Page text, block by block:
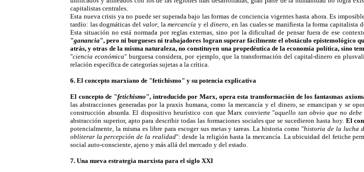
capitalistas centrales.
Esta nueva crisis ya no puede ser superada bajo las formas de conciencia vigentes hasta ahora. Es
tardío: las dogmáticas del valor, lamercancía y el dinero , en las cuales se manifiesta la forma capitalista
Esta situación no está normada por reglas externas, sino por la dificultad de pensar fuera de ese
"ganancia", pero ni burgueses ni trabajadores logran superar fácilmente el obstáculo epistemológico
atrás, y otras de la misma naturaleza, no constituyen una propedéutica de la economía política, sino
"ciencia económica" burguesa considera, por ejemplo, que la transformación del capital-dinero en
relación específica de categorías sujetas a la crítica.
6. El concepto marxiano de "fetichismo" y su potencia explicativa
El concepto de "fetichismo", introducido por Marx, opera esta transformación de los fantasmas
las abstracciones generadas por la praxis humana, como la mercancía y el dinero, se emancipan y se
construcción absurda. El dispositivo heurístico con que Marx convierte "aquello tan obvio que no debe
abstracción superior, apto para describir todas las formaciones sociales que se sucedieron hasta hoy. El
potencialmente, la misma es libre para escoger sus metas y tareas. La historia como "historia de la lucha
obliterar la percepción de la realidad": desde la religión hasta la mercancía. La ubicuidad del fetiche
social auto-consciente, ajeno y más allá del mercado y del estado.
7. Una nueva estrategia marxista para el siglo XXI